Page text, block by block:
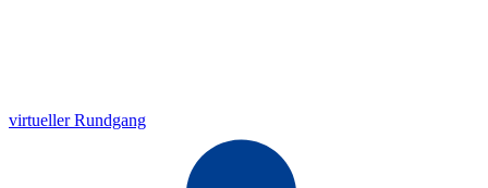
virtueller Rundgang